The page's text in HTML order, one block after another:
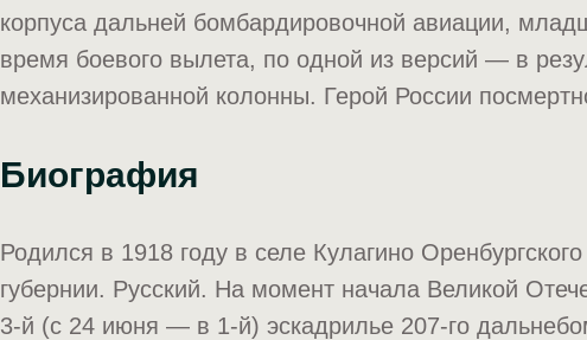
корпуса дальней бомбардировочной авиации,
время боевого вылета, по одной из версий — в
механизированной колонны. Герой России
Биография
Родился в 1918 году в селе Кулагино
губернии. Русский. На момент начала Великой
3-й (с 24 июня — в 1-й) эскадрилье 207-го